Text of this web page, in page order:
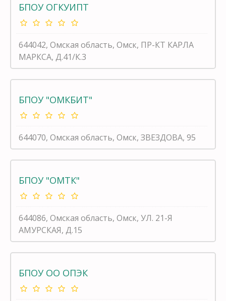
БПОУ ОГКУИПТ
644042, Омская область, Омск, ПР-КТ КАРЛА
МАРКСА, Д.41/К.3
БПОУ "ОМКБИТ"
644070, Омская область, Омск, ЗВЕЗДОВА, 95
БПОУ "ОМТК"
644086, Омская область, Омск, УЛ. 21-Я
АМУРСКАЯ, Д.15
БПОУ ОО ОПЭК